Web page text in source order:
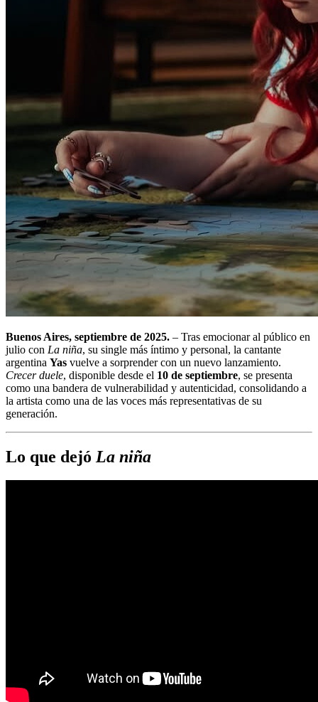
Buenos Aires, septiembre de 2025. – Tras emocionar al público en
julio con La niña, su single más íntimo y personal, la cantante
argentina Yas vuelve a sorprender con un nuevo lanzamiento.
Crecer duele, disponible desde el 10 de septiembre, se presenta
como una bandera de vulnerabilidad y autenticidad, consolidando a
la artista como una de las voces más representativas de su
generación.
Lo que dejó La niña